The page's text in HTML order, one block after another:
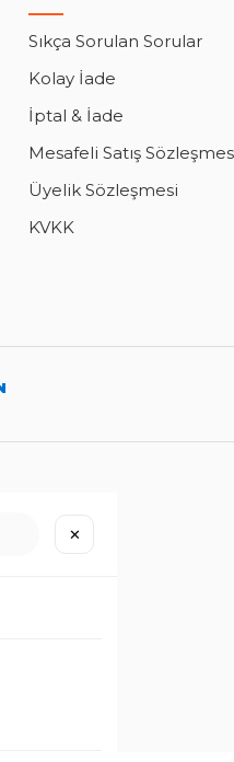
Sıkça Sorulan Sorular
Kolay İade
İptal & İade
Mesafeli Satış
Üyelik Sözleşmesi
KVKK
✕